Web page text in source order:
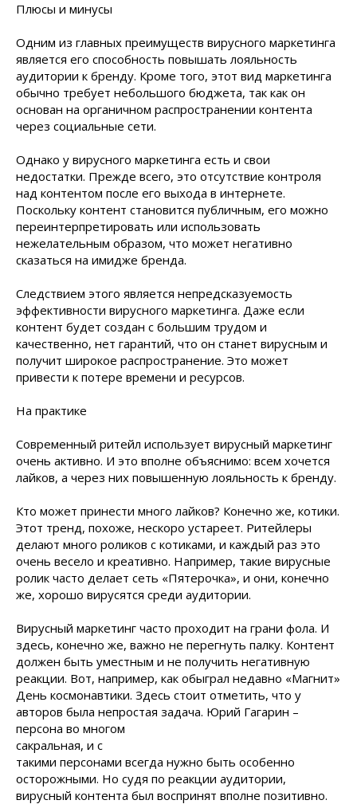
Плюсы и минусы
Одним из главных преимуществ вирусного маркетинга
является его способность повышать лояльность
аудитории к бренду. Кроме того, этот вид маркетинга
обычно требует небольшого бюджета, так как он
основан на органичном распространении контента
через социальные сети.
Однако у вирусного маркетинга есть и свои
недостатки. Прежде всего, это отсутствие контроля
над контентом после его выхода в интернете.
Поскольку контент становится публичным, его можно
переинтерпретировать или использовать
нежелательным образом, что может негативно
сказаться на имидже бренда.
Следствием этого является непредсказуемость
эффективности вирусного маркетинга. Даже если
контент будет создан с большим трудом и
качественно, нет гарантий, что он станет вирусным и
получит широкое распространение. Это может
привести к потере времени и ресурсов.
На практике
Современный ритейл использует вирусный маркетинг
очень активно. И это вполне объяснимо: всем хочется
лайков, а через них повышенную лояльность к бренду.
Кто может принести много лайков? Конечно же, котики.
Этот тренд, похоже, нескоро устареет. Ритейлеры
делают много роликов с котиками, и каждый раз это
очень весело и креативно. Например, такие вирусные
ролик часто делает сеть «Пятерочка», и они, конечно
же, хорошо вирусятся среди аудитории.
Вирусный маркетинг часто проходит на грани фола. И
здесь, конечно же, важно не перегнуть палку. Контент
должен быть уместным и не получить негативную
реакции. Вот, например, как обыграл недавно «Магнит»
День космонавтики. Здесь стоит отметить, что у
авторов была непростая задача. Юрий Гагарин –
персона во многом
сакральная, и с
такими персонами всегда нужно быть особенно
осторожными. Но судя по реакции аудитории,
вирусный контента был воспринят вполне позитивно.